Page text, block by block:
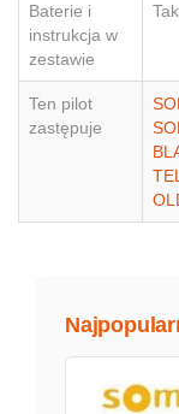
Baterie i
instrukcja w
zestawie
Tak
Ten pilot
zastępuje